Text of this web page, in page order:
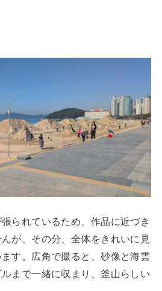
られているため、作品に近づき
が、その分、全体をきれいに見
す。広角で撮ると、砂像と海雲
まで一緒に収まり、釜山らしい